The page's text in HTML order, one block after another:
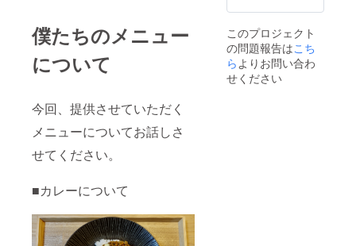
僕たちのメニュー
について
今回、提供させていただく
メニューについてお話しさ
せてください。
■カレーについて
このプロジェクト
の問題報告はこち
ら よりお問い合わ
せください